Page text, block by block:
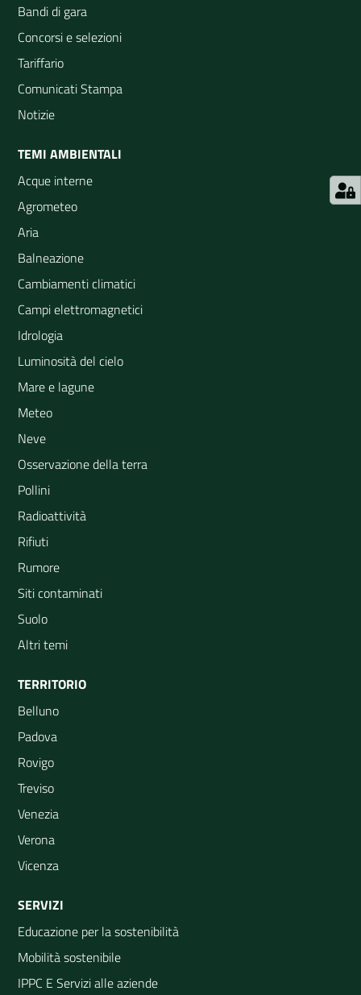
Bandi di gara
Concorsi e selezioni
Tariffario
Comunicati Stampa
Notizie
TEMI AMBIENTALI
Acque interne
Agrometeo
Aria
Balneazione
Cambiamenti climatici
Campi elettromagnetici
Idrologia
Luminosità del cielo
Mare e lagune
Meteo
Neve
Osservazione della terra
Pollini
Radioattività
Rifiuti
Rumore
Siti contaminati
Suolo
Altri temi
TERRITORIO
Belluno
Padova
Rovigo
Treviso
Venezia
Verona
Vicenza
SERVIZI
Educazione per la sostenibilità
Mobilità sostenibile
IPPC E Servizi alle aziende